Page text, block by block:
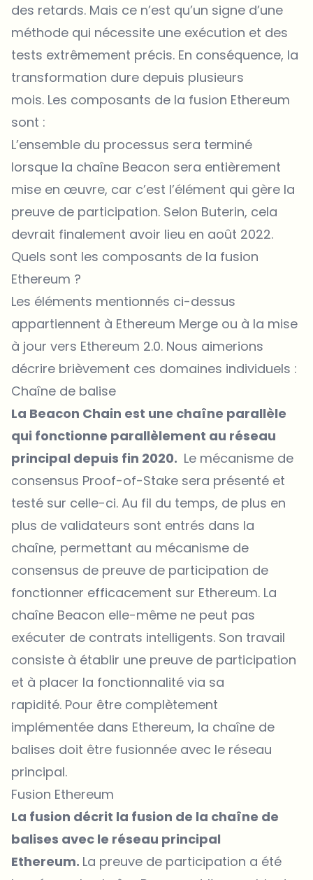
des retards. Mais ce n’est qu’un signe d’une
méthode qui nécessite une exécution et des
tests extrêmement précis. En conséquence, la
transformation dure depuis plusieurs
mois. Les composants de la fusion Ethereum
sont :
L’ensemble du processus sera terminé
lorsque la chaîne Beacon sera entièrement
mise en œuvre, car c’est l’élément qui gère la
preuve de participation. Selon Buterin, cela
devrait finalement avoir lieu en août 2022.
Quels sont les composants de la fusion
Ethereum ?
Les éléments mentionnés ci-dessus
appartiennent à Ethereum Merge ou à la mise
à jour vers Ethereum 2.0. Nous aimerions
décrire brièvement ces domaines individuels :
Chaîne de balise
La Beacon Chain est une chaîne parallèle
qui fonctionne parallèlement au réseau
principal depuis fin 2020. Le mécanisme de
consensus Proof-of-Stake sera présenté et
testé sur celle-ci. Au fil du temps, de plus en
plus de validateurs sont entrés dans la
chaîne, permettant au mécanisme de
consensus de preuve de participation de
fonctionner efficacement sur Ethereum. La
chaîne Beacon elle-même ne peut pas
exécuter de contrats intelligents. Son travail
consiste à établir une preuve de participation
et à placer la fonctionnalité via sa
rapidité. Pour être complètement
implémentée dans Ethereum, la chaîne de
balises doit être fusionnée avec le réseau
principal.
Fusion Ethereum
La fusion décrit la fusion de la chaîne de
balises avec le réseau principal
Ethereum. La preuve de participation a été